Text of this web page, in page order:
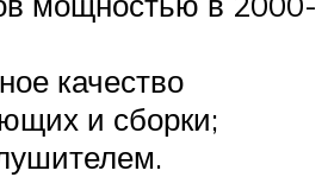
качество
и сборки;